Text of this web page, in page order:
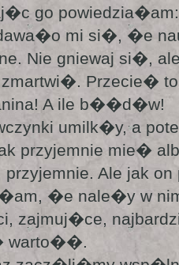
go powiedzia�am:
mi si�, �e
Nie gniewaj si�,
zmartwi�. Przecie�
A ile b��d�w!
umilk�y, a
przyjemnie mie�
przyjemnie. Ale jak
�e nale�y w
zajmuj�ce,
warto��.